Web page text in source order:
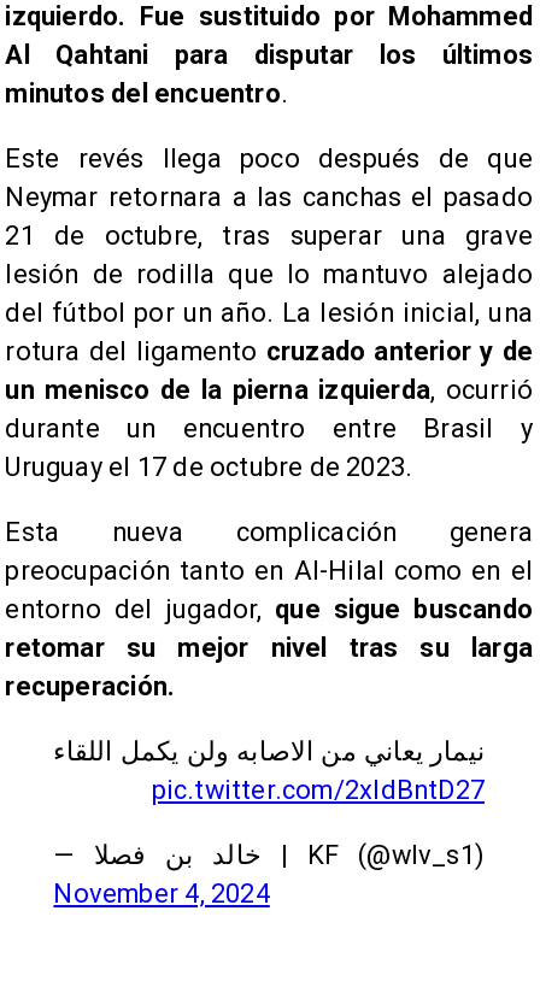
izquierdo. Fue sustituido por Mohammed
Al Qahtani para disputar los últimos
minutos del encuentro.
Este revés llega poco después de que
Neymar retornara a las canchas el pasado
21 de octubre, tras superar una grave
lesión de rodilla que lo mantuvo alejado
del fútbol por un año. La lesión inicial, una
rotura del ligamento cruzado anterior y de
un menisco de la pierna izquierda, ocurrió
durante un encuentro entre Brasil y
Uruguay el 17 de octubre de 2023.
Esta nueva complicación genera
preocupación tanto en Al-Hilal como en el
entorno del jugador, que sigue buscando
retomar su mejor nivel tras su larga
recuperación.
نيمار يعاني من الاصابه ولن يكمل اللقاء
pic.twitter.com/2xIdBntD27
— خالد بن فصلا | KF (@wlv_s1)
November 4, 2024